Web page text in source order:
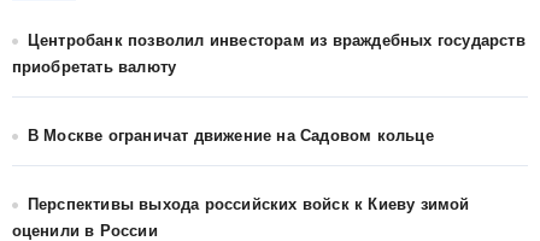
Центробанк позволил инвесторам из враждебных государств
приобретать валюту
В Москве ограничат движение на Садовом кольце
Перспективы выхода российских войск к Киеву зимой
оценили в России